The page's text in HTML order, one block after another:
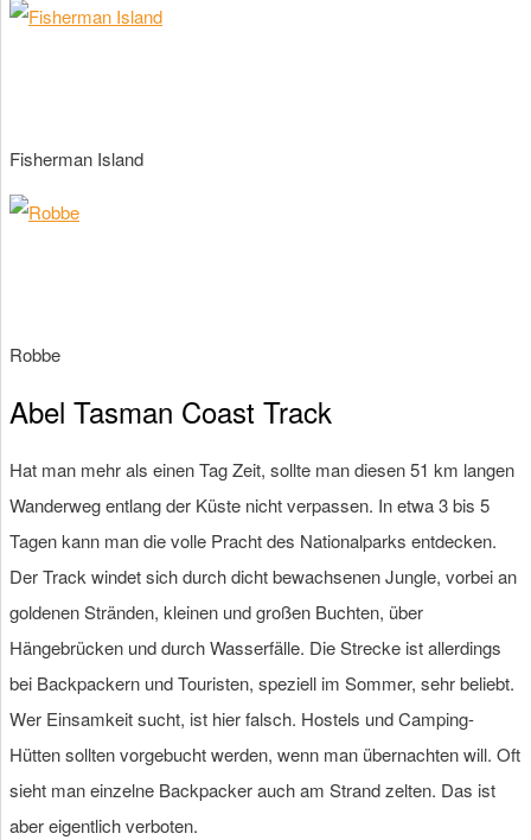
Fisherman Island
Robbe
Abel Tasman Coast Track
Hat man mehr als einen Tag Zeit, sollte man diesen 51 km langen
Wanderweg entlang der Küste nicht verpassen. In etwa 3 bis 5
Tagen kann man die volle Pracht des Nationalparks entdecken.
Der Track windet sich durch dicht bewachsenen Jungle, vorbei an
goldenen Stränden, kleinen und großen Buchten, über
Hängebrücken und durch Wasserfälle. Die Strecke ist allerdings
bei Backpackern und Touristen, speziell im Sommer, sehr beliebt.
Wer Einsamkeit sucht, ist hier falsch. Hostels und Camping-
Hütten sollten vorgebucht werden, wenn man übernachten will. Oft
sieht man einzelne Backpacker auch am Strand zelten. Das ist
aber eigentlich verboten.